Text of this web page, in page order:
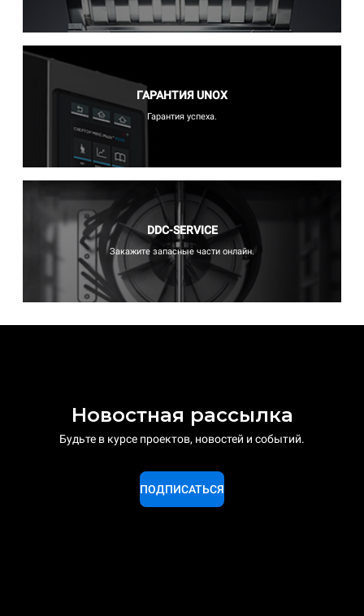
ГАРАНТИЯ UNOX
Гарантия успеха.
DDC-SERVICE
Закажите запасные части онлайн.
Новостная рассылка
Будьте в курсе проектов, новостей и событий.
ПОДПИСАТЬСЯ